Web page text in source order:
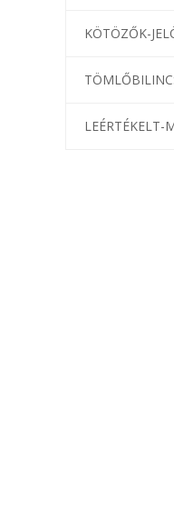
KÖTÖZŐK-